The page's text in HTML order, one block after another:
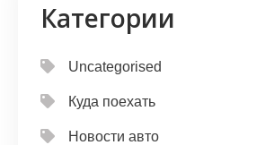
Категории
Uncategorised
Куда поехать
Новости авто